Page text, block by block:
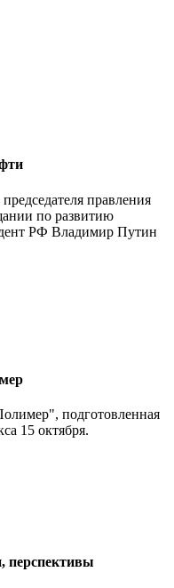
правления
по развитию
РФ Владимир Путин
подготовленная
15 октября.
перспективы